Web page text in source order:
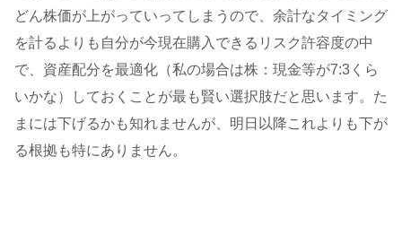
どん株価が上がっていってしまうので、余計なタイミング
を計るよりも自分が今現在購入できるリスク許容度の中
で、資産配分を最適化（私の場合は株：現金等が7:3くら
いかな）しておくことが最も賢い選択肢だと思います。た
まには下げるかも知れませんが、明日以降これよりも下が
る根拠も特にありません。